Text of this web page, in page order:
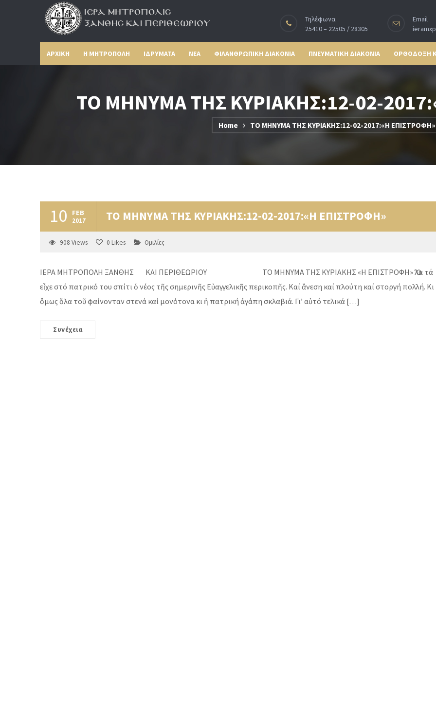
Τηλέφωνα
25410 – 22505 / 28305
Email
ΑΡΧΙΚΗ Η ΜΗΤΡΟΠΟΛΗ ΙΔΡΥΜΑΤΑ ΝΕΑ ΦΙΛΑΝΘΡΩΠΙΚΗ ΔΙΑΚΟΝΙΑ ΠΝΕΥΜΑΤΙΚΗ ΔΙΑΚΟΝΙΑ ΟΡΘΟΔΟΞΗ
ΤΟ ΜΗΝΥΜΑ ΤΗΣ ΚΥΡΙΑΚΗΣ:12-02-
Home ΤΟ ΜΗΝΥΜΑ ΤΗΣ ΚΥΡΙΑΚΗΣ:12-02-2017:«Η ΕΠΙΣΤΡΟΦΗ»
10 FEB
2017 ΤΟ ΜΗΝΥΜΑ ΤΗΣ ΚΥΡΙΑΚΗΣ:12-02-2017:«Η ΕΠΙΣΤΡΟΦΗ»
908 Views 0 Likes Ομιλίες
ΙΕΡΑ ΜΗΤΡΟΠΟΛΗ ΞΑΝΘΗΣ ΚΑΙ ΠΕΡΙΘΕΩΡΙΟΥ ΤΟ ΜΗΝΥΜΑ ΤΗΣ ΚΥΡΙΑΚΗΣ «Η ΕΠΙΣΤΡΟΦΗ» Ὅλα τά
εἶχε στό πατρικό του σπίτι ὁ νέος τῆς σημερινῆς Εὐαγγελικῆς περικοπῆς. Καί ἄνεση καί πλούτη καί στοργή πολλή. Κι
ὅμως ὅλα τοῦ φαίνονταν στενά καί μονότονα κι ἡ πατρική ἀγάπη σκλαβιά. Γι’ αὐτό τελικά […]
Συνέχεια